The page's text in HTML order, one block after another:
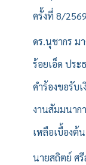
ครั้งที่ 8/2569
ดร.นุชากร ม
ร้อยเอ็ด ปร
คำร้องขอรับ
งานสัมมนาก
เหลือเบื้องต้
นายสถิตย์ ศรี